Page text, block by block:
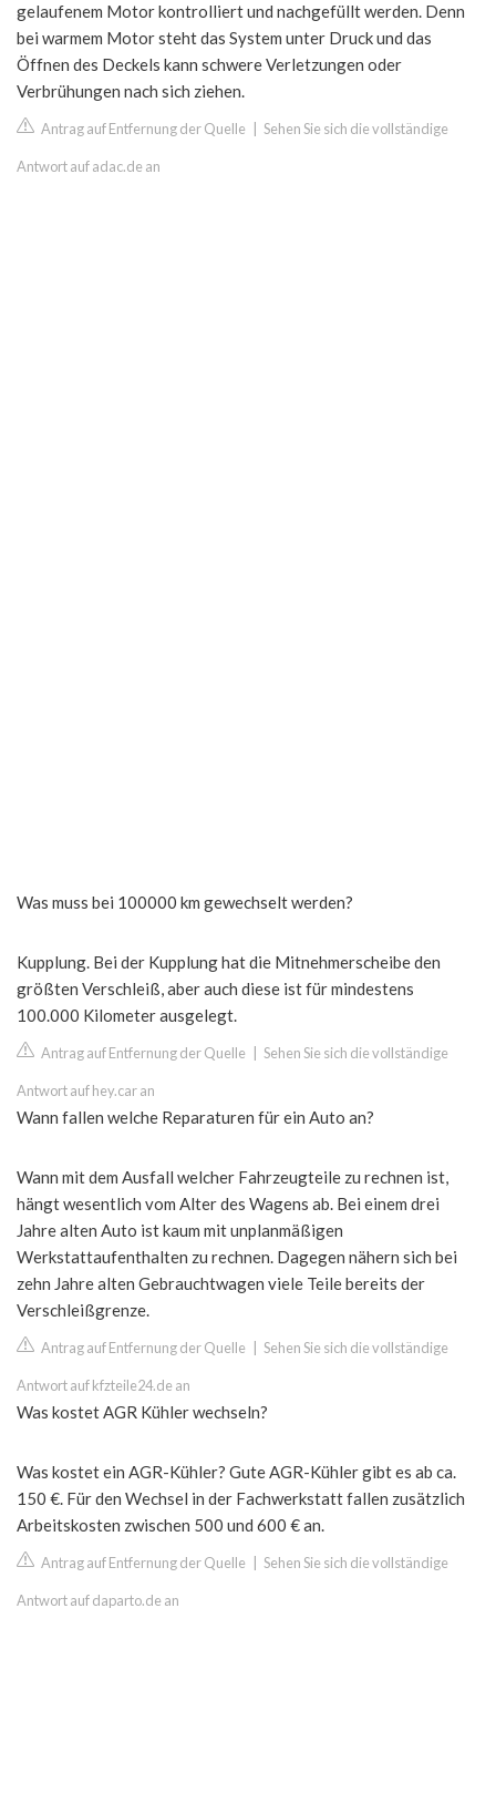
gelaufenem Motor kontrolliert und nachgefüllt werden. Denn
bei warmem Motor steht das System unter Druck und das
Öffnen des Deckels kann schwere Verletzungen oder
Verbrühungen nach sich ziehen.
Antrag auf Entfernung der Quelle Sehen Sie sich die vollständige
Antwort auf adac.de an
Was muss bei 100000 km gewechselt werden?
Kupplung. Bei der Kupplung hat die Mitnehmerscheibe den
größten Verschleiß, aber auch diese ist für mindestens
100.000 Kilometer ausgelegt.
Antrag auf Entfernung der Quelle Sehen Sie sich die vollständige
Antwort auf hey.car an
Wann fallen welche Reparaturen für ein Auto an?
Wann mit dem Ausfall welcher Fahrzeugteile zu rechnen ist,
hängt wesentlich vom Alter des Wagens ab. Bei einem drei
Jahre alten Auto ist kaum mit unplanmäßigen
Werkstattaufenthalten zu rechnen. Dagegen nähern sich bei
zehn Jahre alten Gebrauchtwagen viele Teile bereits der
Verschleißgrenze.
Antrag auf Entfernung der Quelle Sehen Sie sich die vollständige
Antwort auf kfzteile24.de an
Was kostet AGR Kühler wechseln?
Was kostet ein AGR-Kühler? Gute AGR-Kühler gibt es ab ca.
150 €. Für den Wechsel in der Fachwerkstatt fallen zusätzlich
Arbeitskosten zwischen 500 und 600 € an.
Antrag auf Entfernung der Quelle Sehen Sie sich die vollständige
Antwort auf daparto.de an